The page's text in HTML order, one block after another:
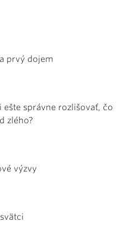
prvý dojem
ešte správne rozlišovať, čo
zlého?
výzvy